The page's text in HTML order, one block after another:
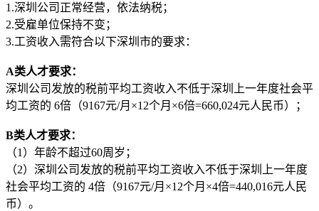
1.深圳公司正常经营，依法纳税；
2.受雇单位保持不变；
3.工资收入需符合以下深圳市的要求：
A类人才要求：
深圳公司发放的税前平均工资收入不低于深圳上一年度社会平
均工资的 6倍（9167元/月×12个月×6倍=660,024元人民币）；
B类人才要求：
（1）年龄不超过60周岁；
（2）深圳公司发放的税前平均工资收入不低于深圳上一年度
社会平均工资的 4倍（9167元/月×12个月×4倍=440,016元人民
币）。